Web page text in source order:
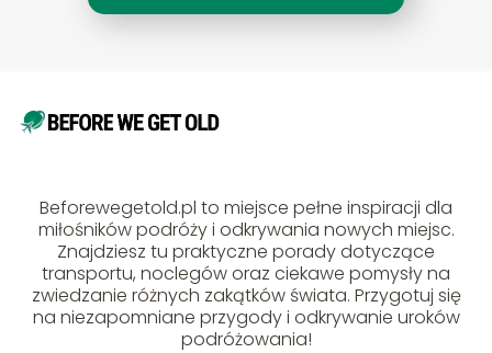
Beforewegetold.pl to miejsce pełne inspiracji dla
miłośników podróży i odkrywania nowych miejsc.
Znajdziesz tu praktyczne porady dotyczące
transportu, noclegów oraz ciekawe pomysły na
zwiedzanie różnych zakątków świata. Przygotuj się
na niezapomniane przygody i odkrywanie uroków
podróżowania!